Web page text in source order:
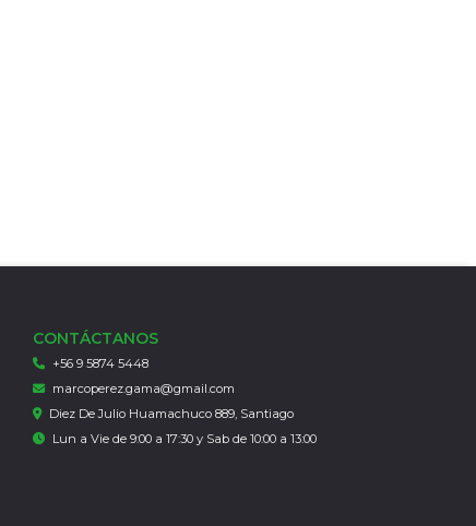
CONTÁCTANOS
+56 9 5874 5448
marcoperez.gama@gmail.com
Diez De Julio Huamachuco 889, Santiago
Lun a Vie de 9:00 a 17:30 y Sab de 10:00 a 13:00